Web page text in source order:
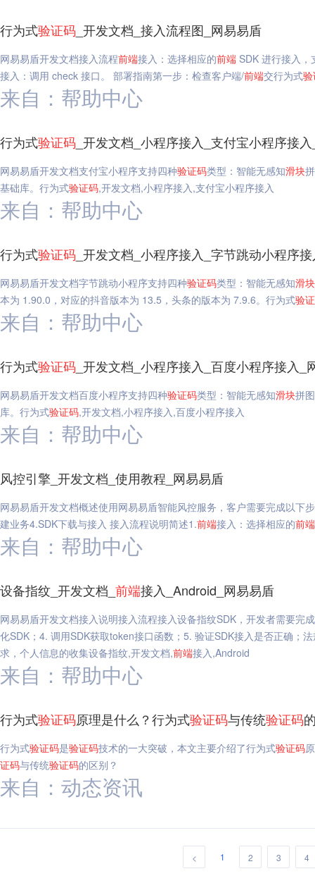
行为式验证码 _开发文档_接入流程图_网易易盾
网易易盾开发文档接入流程前端接入：选择相应的前端 SDK 进行接入
接入：调用 check 接口。 部署指南第一步：检查客户端/前端交行为式
来自：帮助中心
行为式验证码 _开发文档_小程序接入_支付宝小程序接
网易易盾开发文档支付宝小程序支持四种验证码类型：智能无感知滑块
基础库。行为式验证码,开发文档,小程序接入,支付宝小程序接入
来自：帮助中心
行为式验证码 _开发文档_小程序接入_字节跳动小程序
网易易盾开发文档字节跳动小程序支持四种验证码类型：智能无感知滑块
本为 1.90.0，对应的抖音版本为 13.5，头条的版本为 7.9.6。行为式验
来自：帮助中心
行为式验证码 _开发文档_小程序接入_百度小程序接入_
网易易盾开发文档百度小程序支持四种验证码类型：智能无感知滑块拼
库。行为式验证码,开发文档,小程序接入,百度小程序接入
来自：帮助中心
风控引擎_开发文档_使用教程_网易易盾
网易易盾开发文档概述使用网易易盾智能风控服务，客户需要完成以
建业务4.SDK下载与接入 接入流程说明简述1.前端接入：选择相应的前端
来自：帮助中心
设备指纹_开发文档_ 前端接入_Android_网易易盾
网易易盾开发文档接入说明接入流程接入设备指纹SDK，开发者需要
化SDK；4. 调用SDK获取token接口函数；5. 验证SDK接入是否正确；
求，个人信息的收集设备指纹,开发文档,前端接入,Android
来自：帮助中心
行为式验证码原理是什么？行为式验证码与传统验证码
行为式验证码是验证码技术的一大突破，本文主要介绍了行为式验证码
证码与传统验证码的区别？
来自：动态资讯
< 1 2 3 4